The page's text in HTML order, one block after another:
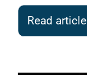
Read article